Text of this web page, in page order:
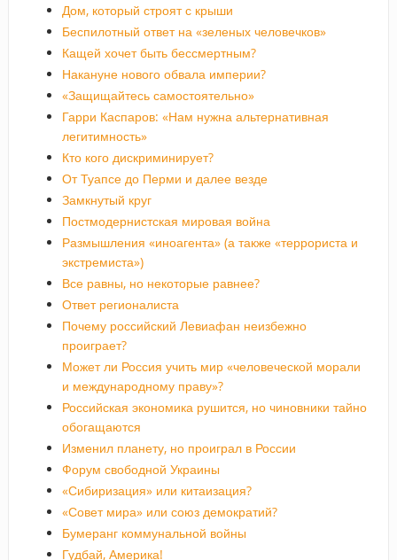
Дом, который строят с крыши
Беспилотный ответ на «зеленых человечков»
Кащей хочет быть бессмертным?
Накануне нового обвала империи?
«Защищайтесь самостоятельно»
Гарри Каспаров: «Нам нужна альтернативная
легитимность»
Кто кого дискриминирует?
От Туапсе до Перми и далее везде
Замкнутый круг
Постмодернистская мировая война
Размышления «иноагента» (а также «террориста и
экстремиста»)
Все равны, но некоторые равнее?
Ответ регионалиста
Почему российский Левиафан неизбежно
проиграет?
Может ли Россия учить мир «человеческой морали
и международному праву»?
Российская экономика рушится, но чиновники тайно
обогащаются
Изменил планету, но проиграл в России
Форум свободной Украины
«Сибиризация» или китаизация?
«Совет мира» или союз демократий?
Бумеранг коммунальной войны
Гудбай, Америка!